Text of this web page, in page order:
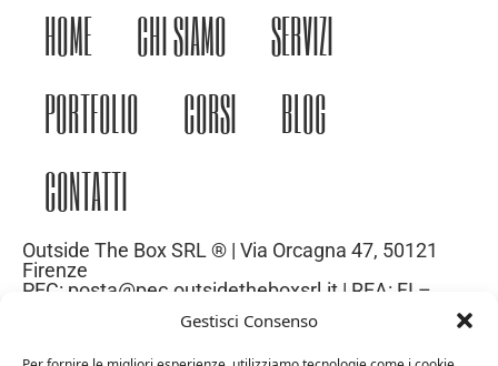
Gestisci Consenso
HOME CHI SIAMO
SERVIZI
PORTFOLIO
CORSI
BLOG
CONTATTI
Outside The Box SRL ® | Via Orcagna 47, 50121
Firenze
PEC: posta@pec.outsidetheboxsrl.it | REA: FI –
669971| P.IVA: 06969740486
Capitale Sociale: 10.000€